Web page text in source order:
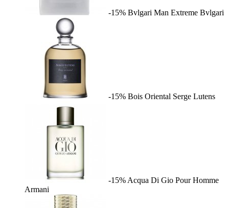
-15% Bvlgari Man Extreme Bvlgari
-15% Bois Oriental Serge Lutens
-15% Acqua Di Gio Pour Homme
Armani